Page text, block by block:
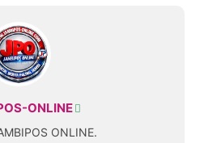
ONLINE
ONLINE.